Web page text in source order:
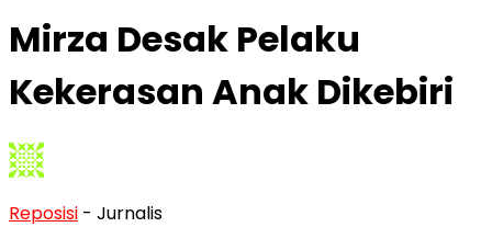
Mirza Desak Pelaku
Kekerasan Anak Dikebiri
Reposisi - Jurnalis